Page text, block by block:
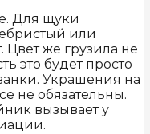
Для щуки
или
же грузила не
это будет просто
Украшения на
не обязательны.
вызывает у